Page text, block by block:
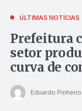
ÚLTIMAS NOTÍCIAS
Prefeitura
setor
curva de
Eduardo Pinheiro